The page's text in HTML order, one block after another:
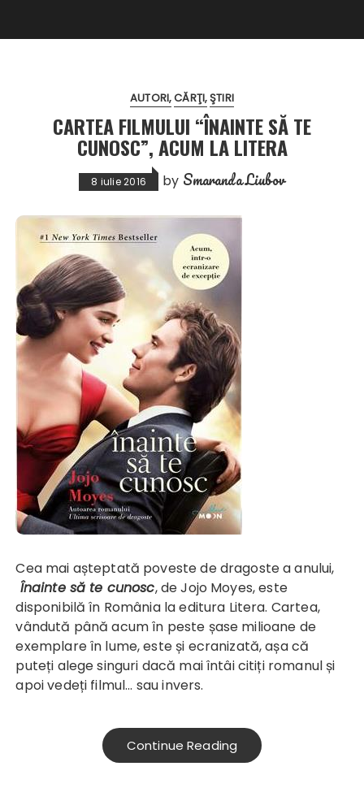
AUTORI CĂRŢI ŞTIRI
CARTEA FILMULUI “ÎNAINTE SĂ TE
CUNOSC”, ACUM LA LITERA
8 iulie 2016 by Smaranda Liubov
Cea mai așteptată poveste de dragoste a anului,
Înainte să te cunosc, de Jojo Moyes, este
disponibilă în România la editura Litera. Cartea,
vândută până acum în peste șase milioane de
exemplare în lume, este și ecranizată, așa că
puteți alege singuri dacă mai întâi citiți romanul și
apoi vedeți filmul... sau invers.
Continue Reading